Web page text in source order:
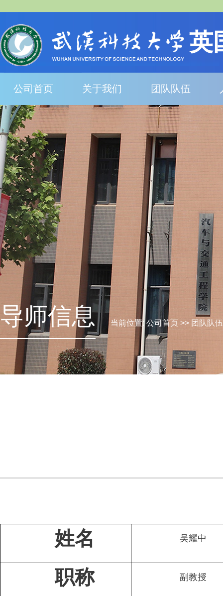
英
公司首页 关于我们 团队队伍
导师信息 当前位置:公司首页 >> 团队队伍
姓名 吴耀中
职称 副教授